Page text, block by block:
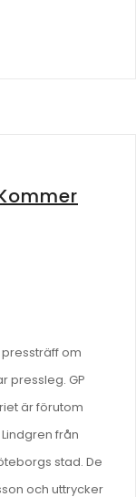
om
pressleg. GP
är förutom
från
stad. De
och uttrycker